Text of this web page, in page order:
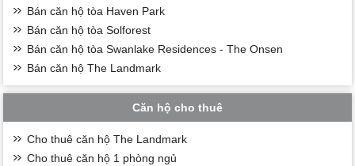
Bán căn hộ tòa Haven Park
Bán căn hộ tòa Solforest
Bán căn hộ tòa Swanlake Residences - The Onsen
Bán căn hộ The Landmark
Căn hộ cho thuê
Cho thuê căn hộ The Landmark
Cho thuê căn hộ 1 phòng ngủ